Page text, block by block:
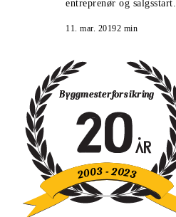
entreprenør og
11. mar. 20192 min